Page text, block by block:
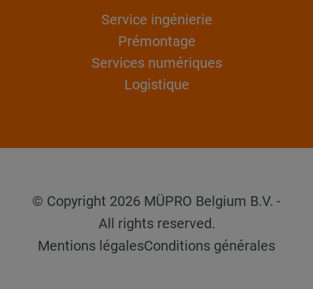
Service ingénierie
Prémontage
Services numériques
Logistique
© Copyright 2026 MÜPRO Belgium B.V. -
All rights reserved.
Mentions légalesConditions générales